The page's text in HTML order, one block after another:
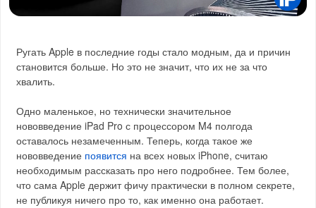
Ругать Apple в последние годы стало модным, да и причин
становится больше. Но это не значит, что их не за что
хвалить.
Одно маленькое, но технически значительное
нововведение iPad Pro с процессором M4 полгода
оставалось незамеченным. Теперь, когда такое же
нововведение появится на всех новых iPhone, считаю
необходимым рассказать про него подробнее. Тем более,
что сама Apple держит фичу практически в полном секрете,
не публикуя ничего про то, как именно она работает.